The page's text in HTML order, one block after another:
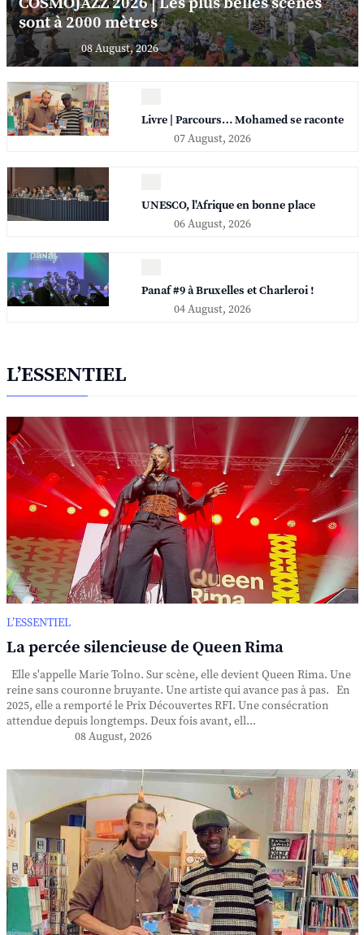
sont à 2000 mètres
08 August, 2026
Livre | Parcours… Mohamed se raconte
07 August, 2026
UNESCO, l'Afrique en bonne place
06 August, 2026
Panaf #9 à Bruxelles et Charleroi !
04 August, 2026
L’ESSENTIEL
L’ESSENTIEL
La percée silencieuse de Queen Rima
Elle s'appelle Marie Tolno. Sur scène, elle devient Queen Rima. Une
reine sans couronne bruyante. Une artiste qui avance pas à pas. En
2025, elle a remporté le Prix Découvertes RFI. Une consécration
attendue depuis longtemps. Deux fois avant, ell...
08 August, 2026